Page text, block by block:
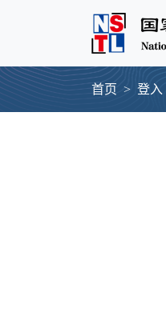
首页 登入